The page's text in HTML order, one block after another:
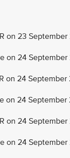
23 September
on 24
24 September
24 September
on 24
24 September